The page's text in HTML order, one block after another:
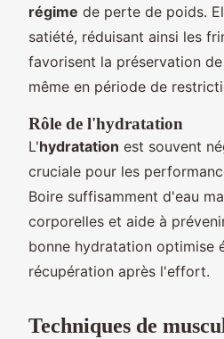
régime de perte de poids.
satiété, réduisant ainsi les
favorisent la préservation
même en période de
Rôle de l'hydratation
L'hydratation est souvent
cruciale pour les
Boire suffisamment d'eau
corporelles et aide à
bonne hydratation optimise
récupération après l'effort.
Techniques de